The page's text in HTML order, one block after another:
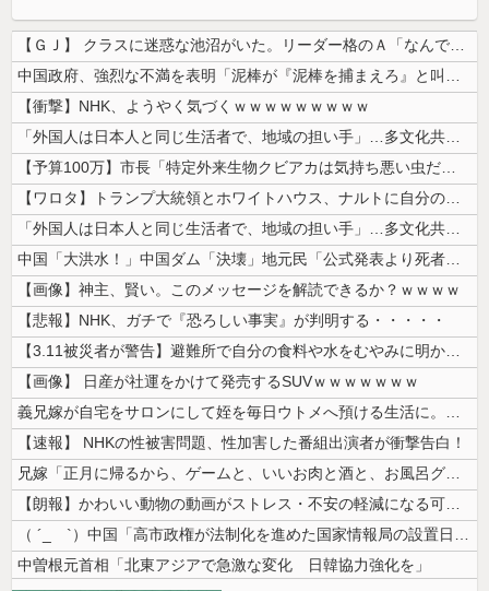
【ＧＪ】 クラスに迷惑な池沼がいた。リーダー格のＡ「なんで支援学級に入...
中国政府、強烈な不満を表明「泥棒が『泥棒を捕まえろ』と叫ぶようなやり口...
【衝撃】NHK、ようやく気づくｗｗｗｗｗｗｗｗｗ
「外国人は日本人と同じ生活者で、地域の担い手」…多文化共生実現への提言...
【予算100万】市長「特定外来生物クビアカは気持ち悪い虫だしそんな需要...
【ワロタ】トランプ大統領とホワイトハウス、ナルトに自分の顔を合成して投...
「外国人は日本人と同じ生活者で、地域の担い手」…多文化共生実現への提言...
中国「大洪水！」中国ダム「決壊」地元民「公式発表より死者多い！」中国政...
【画像】神主、賢い。このメッセージを解読できるか？ｗｗｗｗ
【悲報】NHK、ガチで『恐ろしい事実』が判明する・・・・・
【3.11被災者が警告】避難所で自分の食料や水をむやみに明かしてはいけ...
【画像】 日産が社運をかけて発売するSUVｗｗｗｗｗｗｗ
義兄嫁が自宅をサロンにして姪を毎日ウトメへ預ける生活に。数年後、そのツ...
【速報】 NHKの性被害問題、性加害した番組出演者が衝撃告白！
兄嫁「正月に帰るから、ゲームと、いいお肉と酒と、お風呂グッズの準備しと...
【朗報】かわいい動物の動画がストレス・不安の軽減になる可能性。英大学の...
（ ´_ゝ`）中国「高市政権が法制化を進めた国家情報局の設置日が7月3...
中曽根元首相「北東アジアで急激な変化 日韓協力強化を」